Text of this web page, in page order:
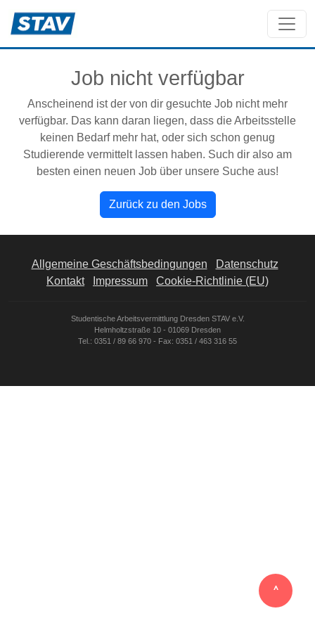
‸
Job nicht verfügbar
Anscheinend ist der von dir gesuchte Job nicht mehr
verfügbar. Das kann daran liegen, dass die Arbeitsstelle
keinen Bedarf mehr hat, oder sich schon genug
Studierende vermittelt lassen haben. Such dir also am
besten einen neuen Job über unsere Suche aus!
Zurück zu den Jobs
Allgemeine Geschäftsbedingungen
Datenschutz
Kontakt
Impressum Cookie-Richtlinie (EU)
Studentische Arbeitsvermittlung Dresden STAV e.V.
Helmholtzstraße 10 - 01069 Dresden
Tel.: 0351 / 89 66 970 - Fax: 0351 / 463 316 55